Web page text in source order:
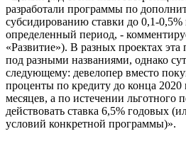
разработали программы по
субсидированию ставки до 0,1-0,5%
определенный период, -
«Развитие»). В разных проектах
под разными названиями, однако
следующему: девелопер вместо
проценты по кредиту до конца 2020
месяцев, а по истечении льготного
действовать ставка 6,5% годовых
условий конкретной программы)».